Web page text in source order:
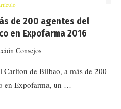
de 200 agentes del
en Expofarma 2016
Consejos
de Bilbao, a más de 200
en Expofarma, un …